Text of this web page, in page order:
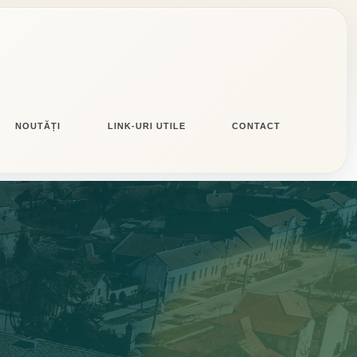
NOUTĂȚI LINK-URI UTILE CONTACT